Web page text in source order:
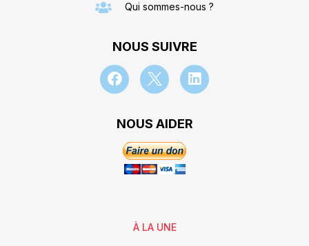
Qui sommes-nous ?
NOUS SUIVRE
NOUS AIDER
À LA UNE